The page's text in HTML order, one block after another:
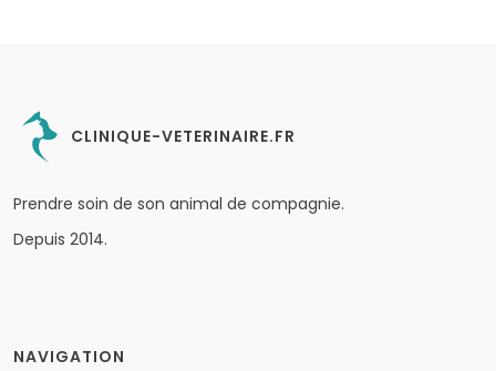
CLINIQUE-VETERINAIRE.FR
Prendre soin de son animal de compagnie.
Depuis 2014.
NAVIGATION